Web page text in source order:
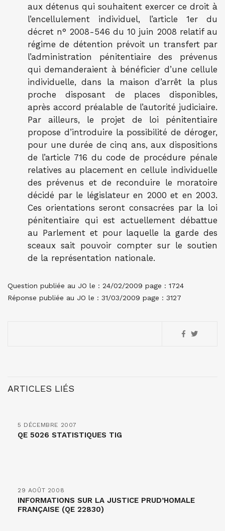
aux détenus qui souhaitent exercer ce droit à
l’encellulement individuel, l’article 1er du
décret n° 2008-546 du 10 juin 2008 relatif au
régime de détention prévoit un transfert par
l’administration pénitentiaire des prévenus
qui demanderaient à bénéficier d’une cellule
individuelle, dans la maison d’arrêt la plus
proche disposant de places disponibles,
après accord préalable de l’autorité judiciaire.
Par ailleurs, le projet de loi pénitentiaire
propose d’introduire la possibilité de déroger,
pour une durée de cinq ans, aux dispositions
de l’article 716 du code de procédure pénale
relatives au placement en cellule individuelle
des prévenus et de reconduire le moratoire
décidé par le législateur en 2000 et en 2003.
Ces orientations seront consacrées par la loi
pénitentiaire qui est actuellement débattue
au Parlement et pour laquelle la garde des
sceaux sait pouvoir compter sur le soutien
de la représentation nationale.
Question publiée au JO le : 24/02/2009 page : 1724
Réponse publiée au JO le : 31/03/2009 page : 3127
ARTICLES LIÉS
5 DÉCEMBRE 2007
QE 5026 STATISTIQUES TIG
29 AOÛT 2008
INFORMATIONS SUR LA JUSTICE PRUD’HOMALE
FRANÇAISE (QE 22830)